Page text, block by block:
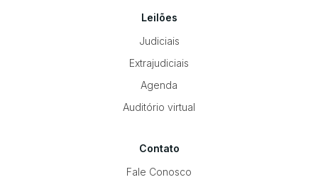
Leilões
Judiciais
Extrajudiciais
Agenda
Auditório virtual
Contato
Fale Conosco